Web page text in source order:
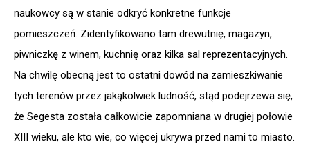
naukowcy są w stanie odkryć konkretne funkcje
pomieszczeń. Zidentyfikowano tam drewutnię, magazyn,
piwniczkę z winem, kuchnię oraz kilka sal reprezentacyjnych.
Na chwilę obecną jest to ostatni dowód na zamieszkiwanie
tych terenów przez jakąkolwiek ludność, stąd podejrzewa się,
że Segesta została całkowicie zapomniana w drugiej połowie
XIII wieku, ale kto wie, co więcej ukrywa przed nami to miasto.